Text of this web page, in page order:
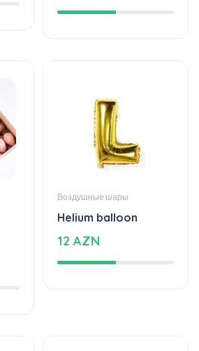
Воздушные шары
Helium balloon
12 AZN